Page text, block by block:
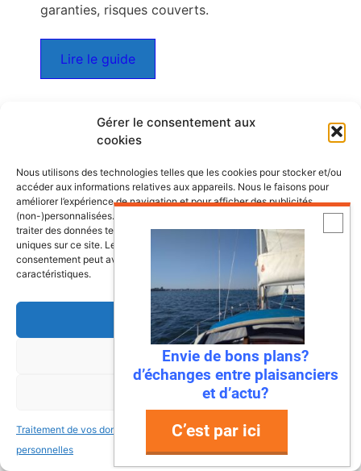
Gérer le consentement aux
cookies
Nous utilisons des technologies telles que les cookies pour stocker et/ou
accéder aux informations relatives aux appareils. Nous le faisons pour
améliorer l’expérience de navigation et pour afficher des publicités
(non-)personnalisées. Consentir à ces technologies nous autorisera à
traiter des données telles que le comportement de navigation ou les ID
uniques sur ce site. Le fait de ne pas consentir ou de retirer son
consentement peut avoir un effet négatif sur certaines fonctonnalités et
caractéristiques.
Accepter
Refuser
Voir les préférences
Traitement de vos données
personnelles
Traitement de vos données
personnelles
garanties, risques couverts.
Lire le guide
Les dernières fiches bateaux
Fiches de présentation de voiliers
comprenant une présentation, les
retours propriétaires, les points à vérifier
ainsi que la fiche technique du bateau.
Bali 4.8, un vrai
catamaran à vivre
Antarès 700 Pêche, le
Envie de bons plans?
d’échanges entre plaisanciers
et d’actu?
C’est par ici